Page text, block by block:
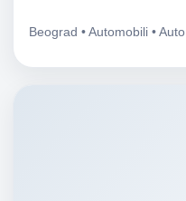
Beograd • Automobili • Auto